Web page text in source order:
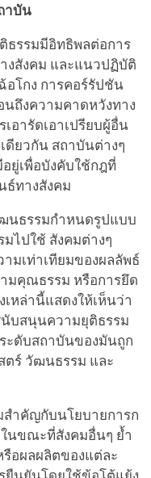
าบัน
รรมมีอิทธิพลต่อการ
สังคม และแนวปฏิบัติ
อโกง การคอร์รัปชัน
ถึงความคาดหวังทาง
อารัดเอาเปรียบผู้อื่น
ดียวกัน สถาบันต่างๆ
ยู่เพื่อบังคับใช้กฎที่
ธ์ทางสังคม
นธรรมกำหนดรูปแบบ
ไปใช้ สังคมต่างๆ
มเท่าเทียมของผลลัพธ์
มคุณธรรม หรือการยึด
หล่านี้แสดงให้เห็นว่า
บสนุนความยุติธรรม
ะดับสถาบันของมันถูก
ตร์ วัฒนธรรม และ
สำคัญกับนโยบายการก
นขณะที่สังคมอื่นๆ ย้ำ
อผลผลิตของแต่ละ